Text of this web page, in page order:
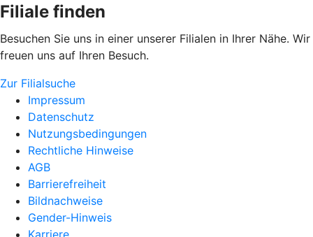
Filiale finden
Besuchen Sie uns in einer unserer Filialen in Ihrer Nähe. Wir
freuen uns auf Ihren Besuch.
Zur Filialsuche
Impressum
Datenschutz
Nutzungsbedingungen
Rechtliche Hinweise
AGB
Barrierefreiheit
Bildnachweise
Gender-Hinweis
Karriere